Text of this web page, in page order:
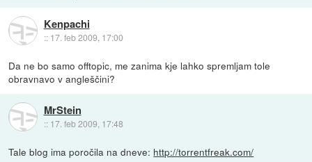
Kenpachi
:: 17. feb 2009, 17:00
Da ne bo samo offtopic, me zanima kje lahko spremljam tole
obravnavo v angleščini?
MrStein
:: 17. feb 2009, 17:48
Tale blog ima poročila na dneve: http://torrentfreak.com/